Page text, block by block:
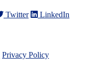
Twitter LinkedIn
Privacy Policy